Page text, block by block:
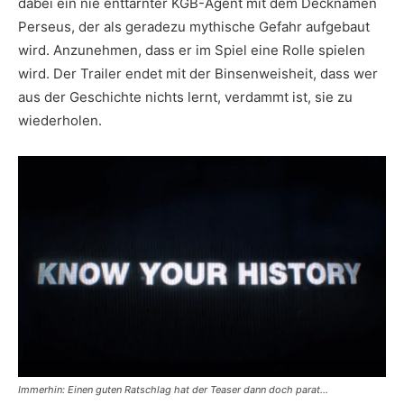
dabei ein nie enttarnter KGB-Agent mit dem Decknamen
Perseus, der als geradezu mythische Gefahr aufgebaut
wird. Anzunehmen, dass er im Spiel eine Rolle spielen
wird. Der Trailer endet mit der Binsenweisheit, dass wer
aus der Geschichte nichts lernt, verdammt ist, sie zu
wiederholen.
Immerhin: Einen guten Ratschlag hat der Teaser dann doch parat…